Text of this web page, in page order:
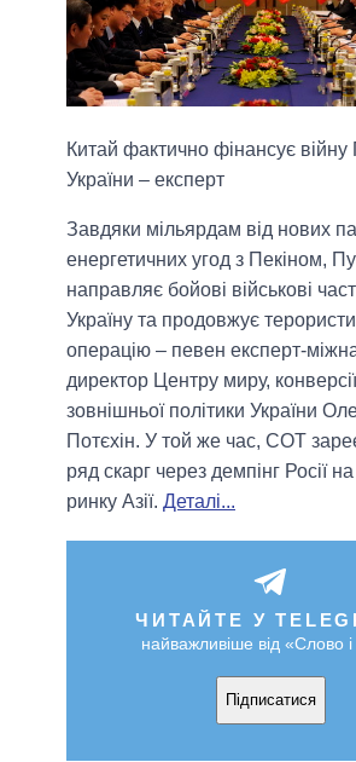
Китай фактично фінансує війну
України – експерт
Завдяки мільярдам від нових
енергетичних угод з Пекіном,
направляє бойові військові
Україну та продовжує
операцію – певен експерт-
директор Центру миру,
зовнішньої політики України
Потєхін. У той же час, СОТ
ряд скарг через демпінг Росії
ринку Азії. Деталі...
ЧИТАЙТЕ У
найважливіше від «Слово і
Підписатися